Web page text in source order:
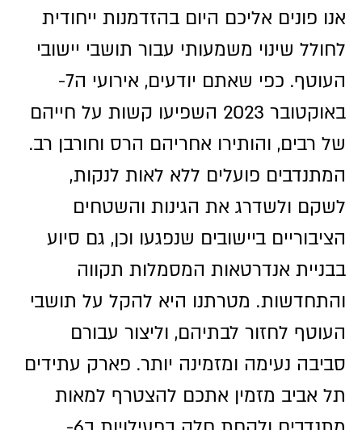
אנו פונים אליכם היום בהזדמנות ייחודית
לחולל שינוי משמעותי עבור תושבי יישובי
העוטף. כפי שאתם יודעים, אירועי ה7-
באוקטובר 2023 השפיעו קשות על חייהם
של רבים, והותירו אחריהם הרס וחורבן רב.
המתנדבים פועלים ללא לאות לנקות,
לשקם ולשדרג את הגינות והשטחים
הציבוריים ביישובים שנפגעו וכן, גם סיוע
בבניית אנדרטאות המסמלות תקווה
והתחדשות. מטרתנו היא להקל על תושבי
העוטף לחזור לבתיהם, וליצור עבורם
סביבה נעימה ומזמינה יותר. פארק עתידים
תל אביב מזמין אתכם להצטרף למאות